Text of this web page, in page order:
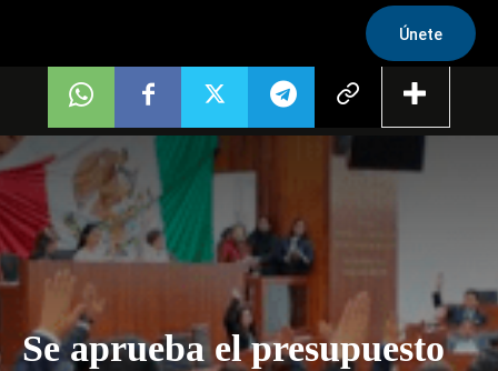
Únete
Se aprueba el presupuesto